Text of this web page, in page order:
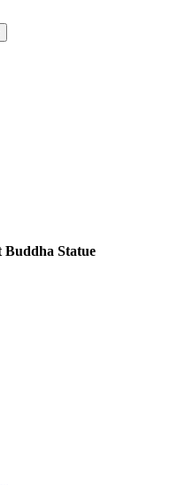
Buddha Statue